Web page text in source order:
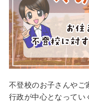
不登校のお子さんやご
行政が中心となってい